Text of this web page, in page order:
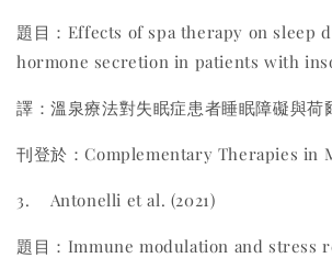
題目：Effects of spa therapy on sleep
hormone secretion in patients with
譯：溫泉療法對失眠症患者睡眠障礙與荷
刊登於：Complementary Therapies in
3. Antonelli et al. (2021)
題目：Immune modulation and stress